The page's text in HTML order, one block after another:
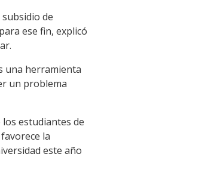
de
ese fin, explicó
una herramienta
un problema
estudiantes de
la
este año